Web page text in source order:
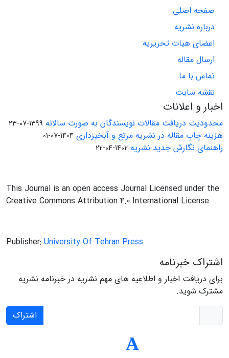
صفحه اصلی
درباره نشریه
اعضای هیات تحریریه
ارسال مقاله
تماس با ما
نقشه سایت
اخبار و اعلانات
محدودیت دریافت مقالات نویسندگان به صورت سالانه 1399-07-23
هزینه چاپ مقاله در نشریه مرتع و آبخیزداری 1404-07-01
راهنمای نگارش جدید نشریه 1402-04-22
This Journal is an open access Journal Licensed under the
Creative Commons Attribution 4.0 International License
Publisher: University Of Tehran Press
اشتراک خبرنامه
برای دریافت اخبار و اطلاعیه های مهم نشریه در خبرنامه نشریه
مشترک شوید.
اشتراک